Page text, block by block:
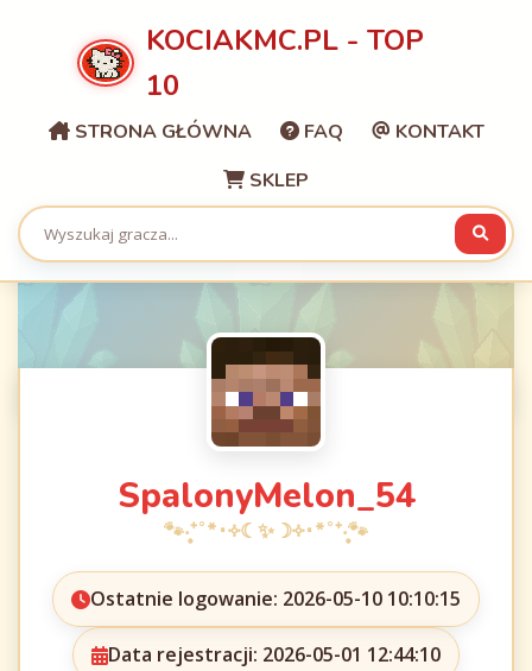
KOCIAKMC.PL - TOP
10
STRONA GŁÓWNA FAQ
KONTAKT
SKLEP
SpalonyMelon_54
Ostatnie logowanie: 2026-05-10 10:10:15
Data rejestracji: 2026-05-01 12:44:10